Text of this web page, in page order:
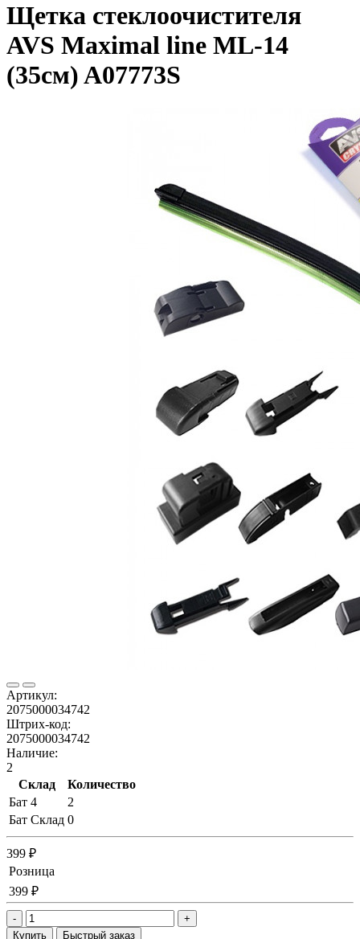
Щетка стеклоочистителя
AVS Maximal line ML-14
(35см) A07773S
Артикул:
2075000034742
Штрих-код:
2075000034742
Наличие:
2
Склад
Количество
Бат 4
2
Бат Склад 0
399 ₽
Розница
399 ₽
-
+
Купить
Быстрый заказ